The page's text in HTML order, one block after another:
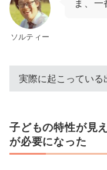
ソルティー
ま、一
実際に起こっている
子どもの特性が見
が必要になった